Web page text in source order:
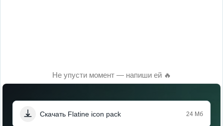
Не упусти момент — напиши ей 🔥
Скачать Flatine icon pack 24 Мб